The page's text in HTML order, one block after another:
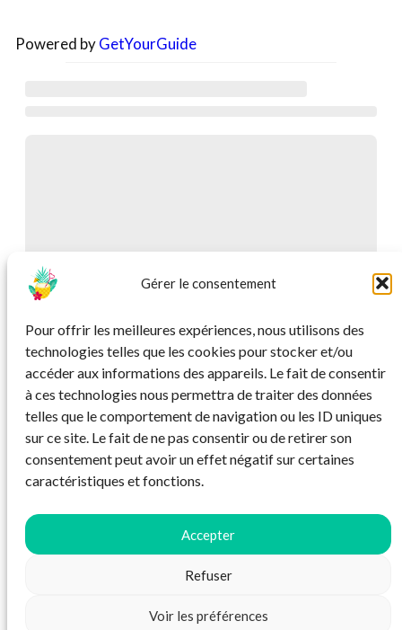
Gérer le consentement
Pour offrir les meilleures expériences, nous utilisons des
technologies telles que les cookies pour stocker et/ou
accéder aux informations des appareils. Le fait de consentir
à ces technologies nous permettra de traiter des données
telles que le comportement de navigation ou les ID uniques
sur ce site. Le fait de ne pas consentir ou de retirer son
consentement peut avoir un effet négatif sur certaines
caractéristiques et fonctions.
Accepter
Refuser
Voir les préférences
Powered byGetYourGuide